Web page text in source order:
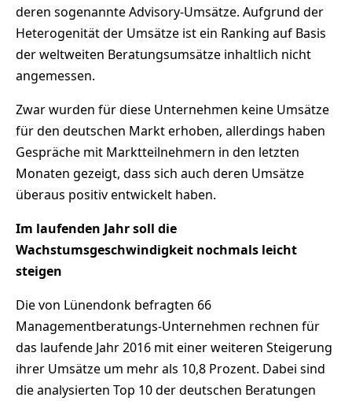
deren sogenannte Advisory-Umsätze. Aufgrund der
Heterogenität der Umsätze ist ein Ranking auf Basis
der weltweiten Beratungsumsätze inhaltlich nicht
angemessen.
Zwar wurden für diese Unternehmen keine Umsätze
für den deutschen Markt erhoben, allerdings haben
Gespräche mit Marktteilnehmern in den letzten
Monaten gezeigt, dass sich auch deren Umsätze
überaus positiv entwickelt haben.
Im laufenden Jahr soll die
Wachstumsgeschwindigkeit nochmals leicht
steigen
Die von Lünendonk befragten 66
Managementberatungs-Unternehmen rechnen für
das laufende Jahr 2016 mit einer weiteren Steigerung
ihrer Umsätze um mehr als 10,8 Prozent. Dabei sind
die analysierten Top 10 der deutschen Beratungen